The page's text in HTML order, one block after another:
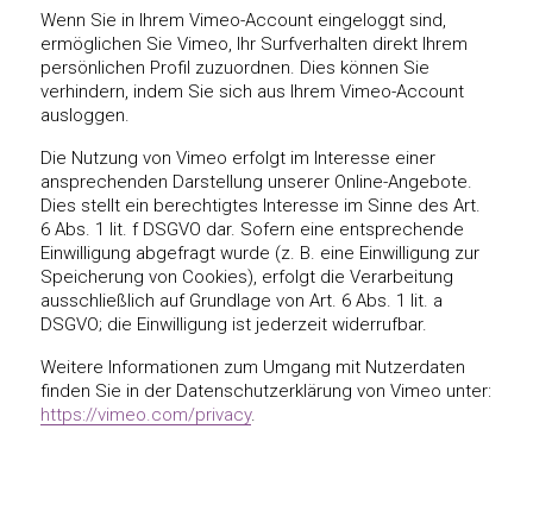
Wenn Sie in Ihrem Vimeo-Account eingeloggt sind,
ermöglichen Sie Vimeo, Ihr Surfverhalten direkt Ihrem
persönlichen Profil zuzuordnen. Dies können Sie
verhindern, indem Sie sich aus Ihrem Vimeo-Account
ausloggen.
Die Nutzung von Vimeo erfolgt im Interesse einer
ansprechenden Darstellung unserer Online-Angebote.
Dies stellt ein berechtigtes Interesse im Sinne des Art.
6 Abs. 1 lit. f DSGVO dar. Sofern eine entsprechende
Einwilligung abgefragt wurde (z. B. eine Einwilligung zur
Speicherung von Cookies), erfolgt die Verarbeitung
ausschließlich auf Grundlage von Art. 6 Abs. 1 lit. a
DSGVO; die Einwilligung ist jederzeit widerrufbar.
Weitere Informationen zum Umgang mit Nutzerdaten
finden Sie in der Datenschutzerklärung von Vimeo unter:
https://vimeo.com/privacy.